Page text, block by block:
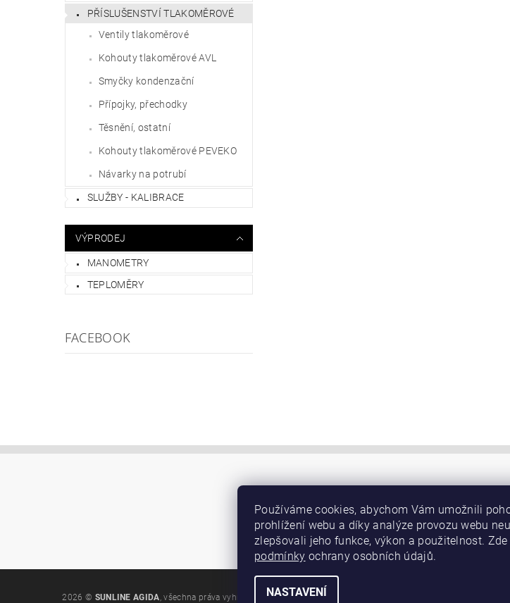
PŘÍSLUŠENSTVÍ TLAKOMĚROVÉ
Ventily tlakoměrové
Kohouty tlakoměrové AVL
Smyčky kondenzační
Přípojky, přechodky
Těsnění, ostatní
Kohouty tlakoměrové PEVEKO
Návarky na potrubí
SLUŽBY - KALIBRACE
VÝPRODEJ
MANOMETRY
TEPLOMĚRY
FACEBOOK
2026 © SUNLINE AGIDA, všechna práva vyhrazena
Používáme cookies, abychom Vám umožnili
prohlížení webu a díky analýze provozu webu
zlepšovali jeho funkce, výkon a použitelnost.
podmínky ochrany osobních údajů.
NASTAVENÍ